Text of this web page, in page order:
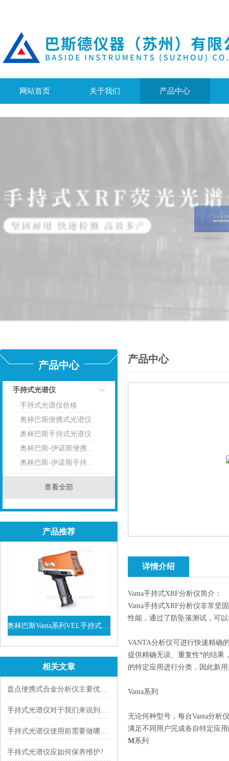
网站首页 关于我们 产品中心
产品中心
手持式光谱仪
点击
手持式光谱仪价格
奥林巴斯便携式光谱仪
奥林巴斯手持式光谱仪
奥林巴斯-伊诺斯便携式光谱仪
奥林巴斯-伊诺斯手持式光谱仪
查看全部
产品推荐
奥林巴斯Vanta系列VEL手持式XRF光谱仪
查看详情
相关文章
盘点便携式合金分析仪主要优势特点
手持式光谱仪对于我们来说到底有哪些好处
手持式光谱仪使用前需要做哪些检查？
手持式光谱仪应如何保养维护?
产品中心
详情介绍
Vanta手持式XRF分析仪简介：
Vanta手持式XRF分析仪非常坚
性能，通过了防坠落测试，可
VANTA分析仪可进行快速精确
提供精确无误、重复性*的结果
的特定应用进行分类，因此新
Vanta系列
无论何种型号，每台Vanta分析
满足不同用户完成各自特定应
M系列